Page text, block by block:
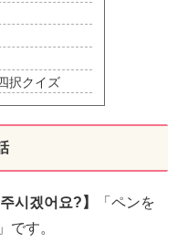
択クイズ
시겠어요?】
「ペンを
です。